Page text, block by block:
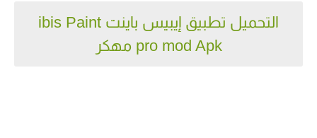
التحميل تطبيق إيبيس باينت ibis Paint
pro mod Apk مهكر